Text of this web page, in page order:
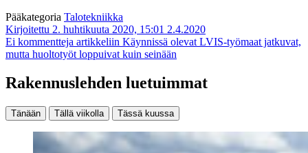
Pääkategoria Talotekniikka
Kirjoitettu 2. huhtikuuta 2020, 15:01 2.4.2020
Ei kommentteja artikkeliin Käynnissä olevat LVIS-työmaat jatkuvat,
mutta huoltotyöt loppuivat kuin seinään
Rakennuslehden luetuimmat
Tänään Tällä viikolla Tässä kuussa